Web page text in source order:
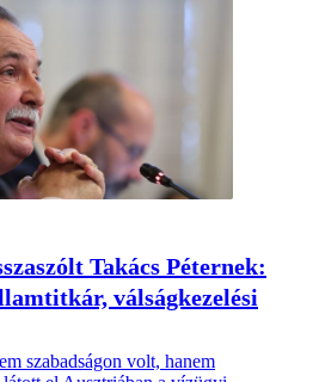
Takács Péternek:
válságkezelési
szabadságon volt, hanem